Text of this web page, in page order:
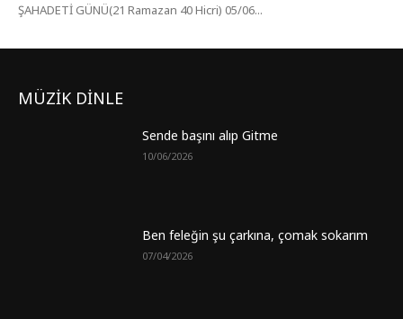
ŞAHADETİ GÜNÜ(21 Ramazan 40 Hicri) 05/06...
MÜZİK DİNLE
Sende başını alıp Gitme
10/06/2026
Ben feleğin şu çarkına, çomak sokarım
07/04/2026